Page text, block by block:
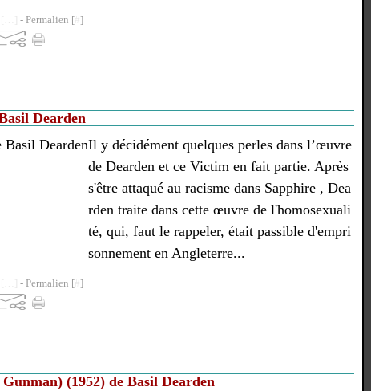
- Permalien [ ]
Dearden
Il y décidément quelques perles dans l’œuvre
de Dearden et ce Victim en fait partie. Après
s'être attaqué au racisme dans Sapphire , Dea
rden traite dans cette œuvre de l'homosexuali
té, qui, faut le rappeler, était passible d'empri
sonnement en Angleterre...
- Permalien [ ]
(1952) de Basil Dearden